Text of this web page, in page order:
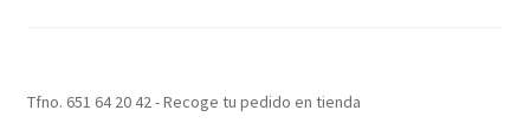
Tfno. 651 64 20 42 - Recoge tu pedido en tienda